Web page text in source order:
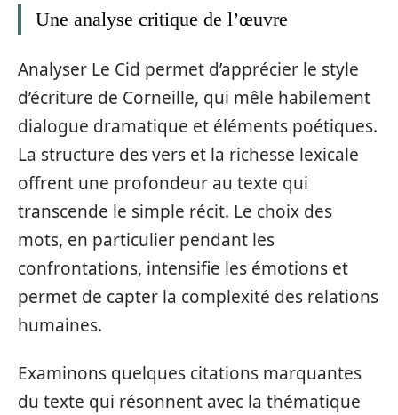
Une analyse critique de l’œuvre
Analyser Le Cid permet d’apprécier le style
d’écriture de Corneille, qui mêle habilement
dialogue dramatique et éléments poétiques.
La structure des vers et la richesse lexicale
offrent une profondeur au texte qui
transcende le simple récit. Le choix des
mots, en particulier pendant les
confrontations, intensifie les émotions et
permet de capter la complexité des relations
humaines.
Examinons quelques citations marquantes
du texte qui résonnent avec la thématique